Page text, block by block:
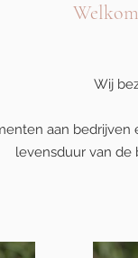
Wij
aan bedrijven
levensduur van de